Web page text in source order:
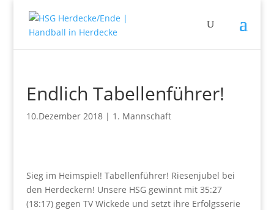
Endlich Tabellenführer!
10.Dezember 2018| 1. Mannschaft
Sieg im Heimspiel! Tabellenführer! Riesenjubel bei
den Herdeckern! Unsere HSG gewinnt mit 35:27
(18:17) gegen TV Wickede und setzt ihre Erfolgsserie